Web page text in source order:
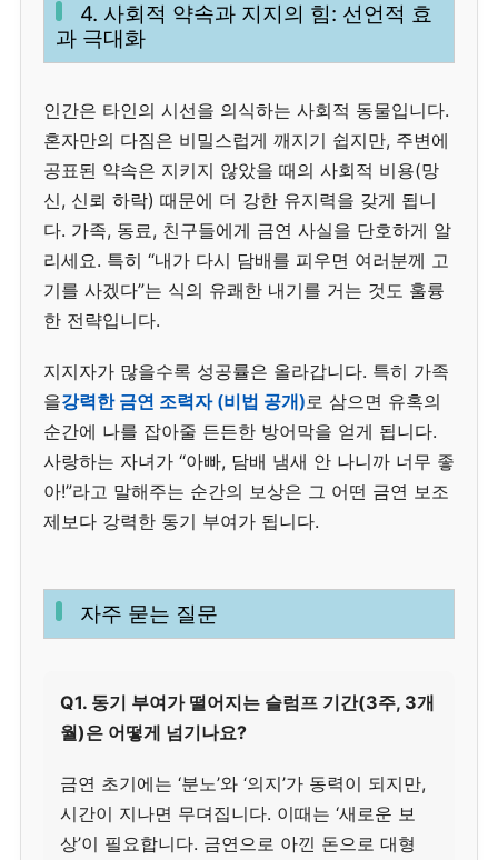
4. 사회적 약속과 지지의 힘: 선언적 효
과 극대화
인간은 타인의 시선을 의식하는 사회적 동물입니다.
혼자만의 다짐은 비밀스럽게 깨지기 쉽지만, 주변에
공표된 약속은 지키지 않았을 때의 사회적 비용(망
신, 신뢰 하락) 때문에 더 강한 유지력을 갖게 됩니
다. 가족, 동료, 친구들에게 금연 사실을 단호하게 알
리세요. 특히 “내가 다시 담배를 피우면 여러분께 고
기를 사겠다”는 식의 유쾌한 내기를 거는 것도 훌륭
한 전략입니다.
지지자가 많을수록 성공률은 올라갑니다. 특히 가족
을강력한 금연 조력자 (비법 공개) 로 삼으면 유혹의
순간에 나를 잡아줄 든든한 방어막을 얻게 됩니다.
사랑하는 자녀가 “아빠, 담배 냄새 안 나니까 너무 좋
아!”라고 말해주는 순간의 보상은 그 어떤 금연 보조
제보다 강력한 동기 부여가 됩니다.
자주 묻는 질문
Q1. 동기 부여가 떨어지는 슬럼프 기간(3주, 3개
월)은 어떻게 넘기나요?
금연 초기에는 ‘분노’와 ‘의지’가 동력이 되지만,
시간이 지나면 무뎌집니다. 이때는 ‘새로운 보
상’이 필요합니다. 금연으로 아낀 돈으로 대형